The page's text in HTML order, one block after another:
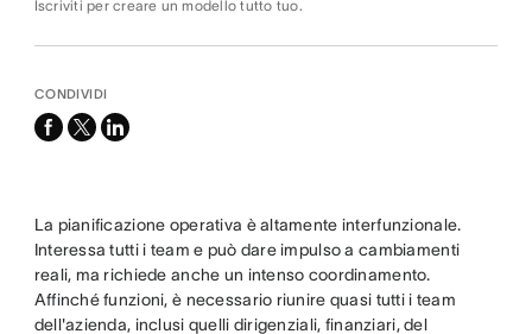
Iscriviti per creare un modello tutto tuo.
CONDIVIDI
facebook
x-
linkedin
La pianificazione operativa è altamente interfunzionale.
Interessa tutti i team e può dare impulso a cambiamenti
reali, ma richiede anche un intenso coordinamento.
Affinché funzioni, è necessario riunire quasi tutti i team
dell'azienda, inclusi quelli dirigenziali, finanziari, del